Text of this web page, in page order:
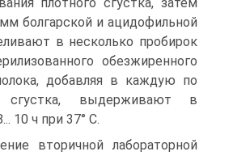
болгарской и ацидофильной
в несколько пробирок
обезжиренного
добавляя в каждую по
выдерживают в
10 ч при 37° С.
вторичной лабораторной